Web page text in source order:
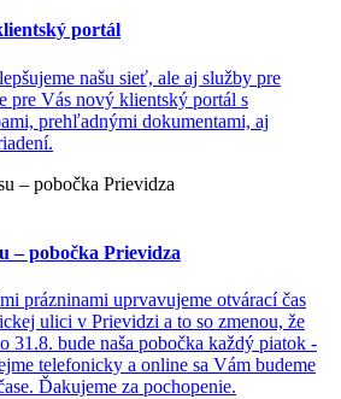
portál
našu sieť, ale aj služby pre
pre Vás nový klientský portál s
prehľadnými dokumentami, aj
– pobočka Prievidza
prázninami uprvavujeme otvárací čas
ulici v Prievidzi a to so zmenou, že
31.8. bude naša pobočka každý piatok -
telefonicky a online sa Vám budeme
Ďakujeme za pochopenie.